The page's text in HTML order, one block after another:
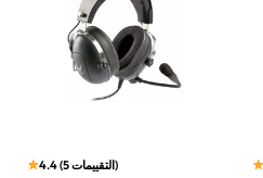
4.4(5التقييمات)